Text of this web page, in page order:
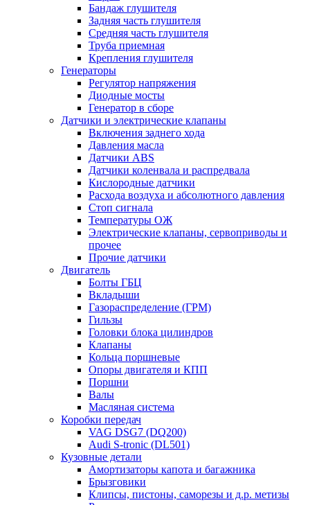
Бандаж глушителя
Задняя часть глушителя
Средняя часть глушителя
Труба приемная
Крепления глушителя
Генераторы
Регулятор напряжения
Диодные мосты
Генератор в сборе
Датчики и электрические клапаны
Включения заднего хода
Давления масла
Датчики ABS
Датчики коленвала и распредвала
Кислородные датчики
Расхода воздуха и абсолютного давления
Стоп сигнала
Температуры ОЖ
Электрические клапаны, сервоприводы и
прочее
Прочие датчики
Двигатель
Болты ГБЦ
Вкладыши
Газораспределение (ГРМ)
Гильзы
Головки блока цилиндров
Клапаны
Кольца поршневые
Опоры двигателя и КПП
Поршни
Валы
Масляная система
Коробки передач
VAG DSG7 (DQ200)
Audi S-tronic (DL501)
Кузовные детали
Амортизаторы капота и багажника
Брызговики
Клипсы, пистоны, саморезы и д.р. метизы